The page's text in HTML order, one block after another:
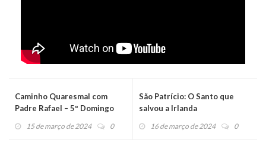
Caminho Quaresmal com
Padre Rafael – 5º Domingo
15 de março de 2024 0
São Patrício: O Santo que
salvou a Irlanda
16 de março de 2024 0